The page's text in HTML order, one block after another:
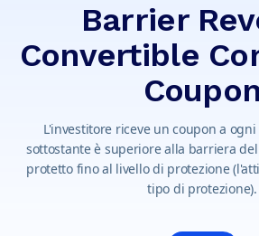
Barrier
Convertible
Coupon
L'investitore riceve un coupon a ogni
sottostante è superiore alla barriera
protetto fino al livello di protezione
tipo di protezione).